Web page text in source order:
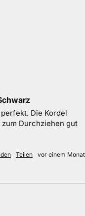
Die Kordel
Durchziehen gut
Teilen vor einem Monat